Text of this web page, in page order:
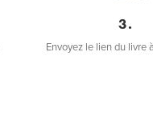
3.
Envoyez le lien du livre